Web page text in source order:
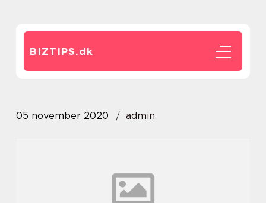
BIZTIPS.dk
05 november 2020 admin